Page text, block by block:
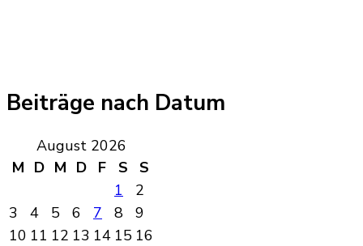
Beiträge nach Datum
August 2026
M D M D F S
S
1
2
3
4 5 6 7 8
9
10 11 12 13 14 15 16